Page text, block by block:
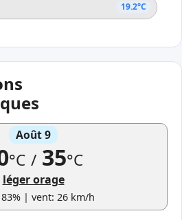
19.2°C
Août 9
°C /35°C
léger orage
| vent: 26 km/h